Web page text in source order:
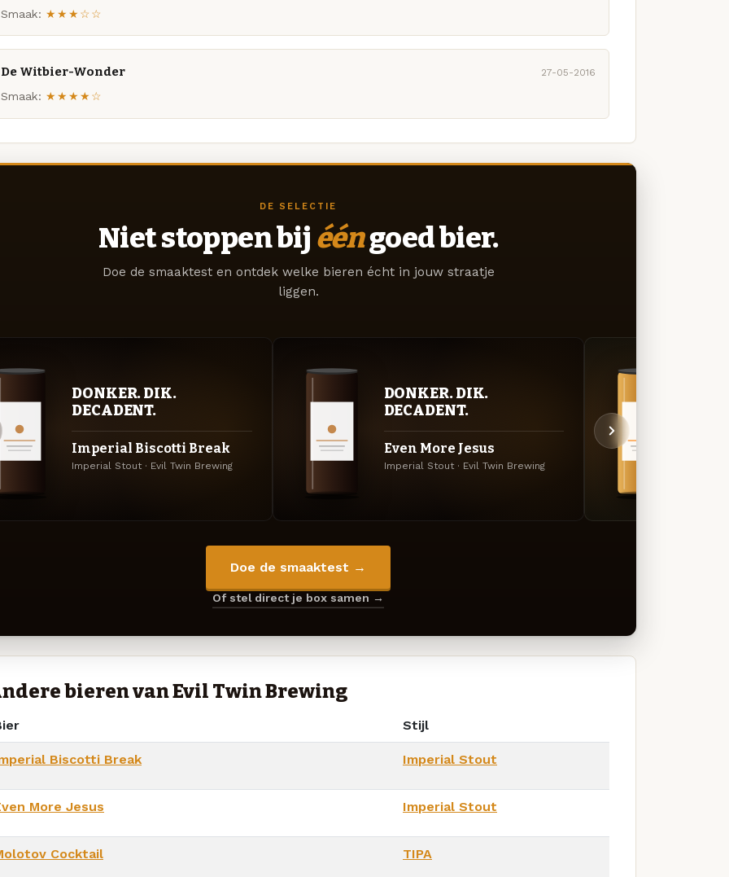
Smaak: ★★★☆☆
De Witbier-Wonder 27-05-2016
Smaak: ★★★★☆
DE SELECTIE
Niet stoppen bij ééngoed bier.
Doe de smaaktest en ontdek welke bieren écht in jouw straatje
liggen.
DONKER. DIK.
DECADENT.
Imperial Biscotti Break
Imperial Stout · Evil Twin Brewing
DONKER. DIK.
DECADENT.
Even More Jesus
Imperial Stout · Evil Twin Brewing
Doe de smaaktest →
Of stel direct je box samen →
bieren van Evil Twin Brewing
Stijl
Biscotti Break Imperial Stout
More Jesus Imperial Stout
Cocktail TIPA